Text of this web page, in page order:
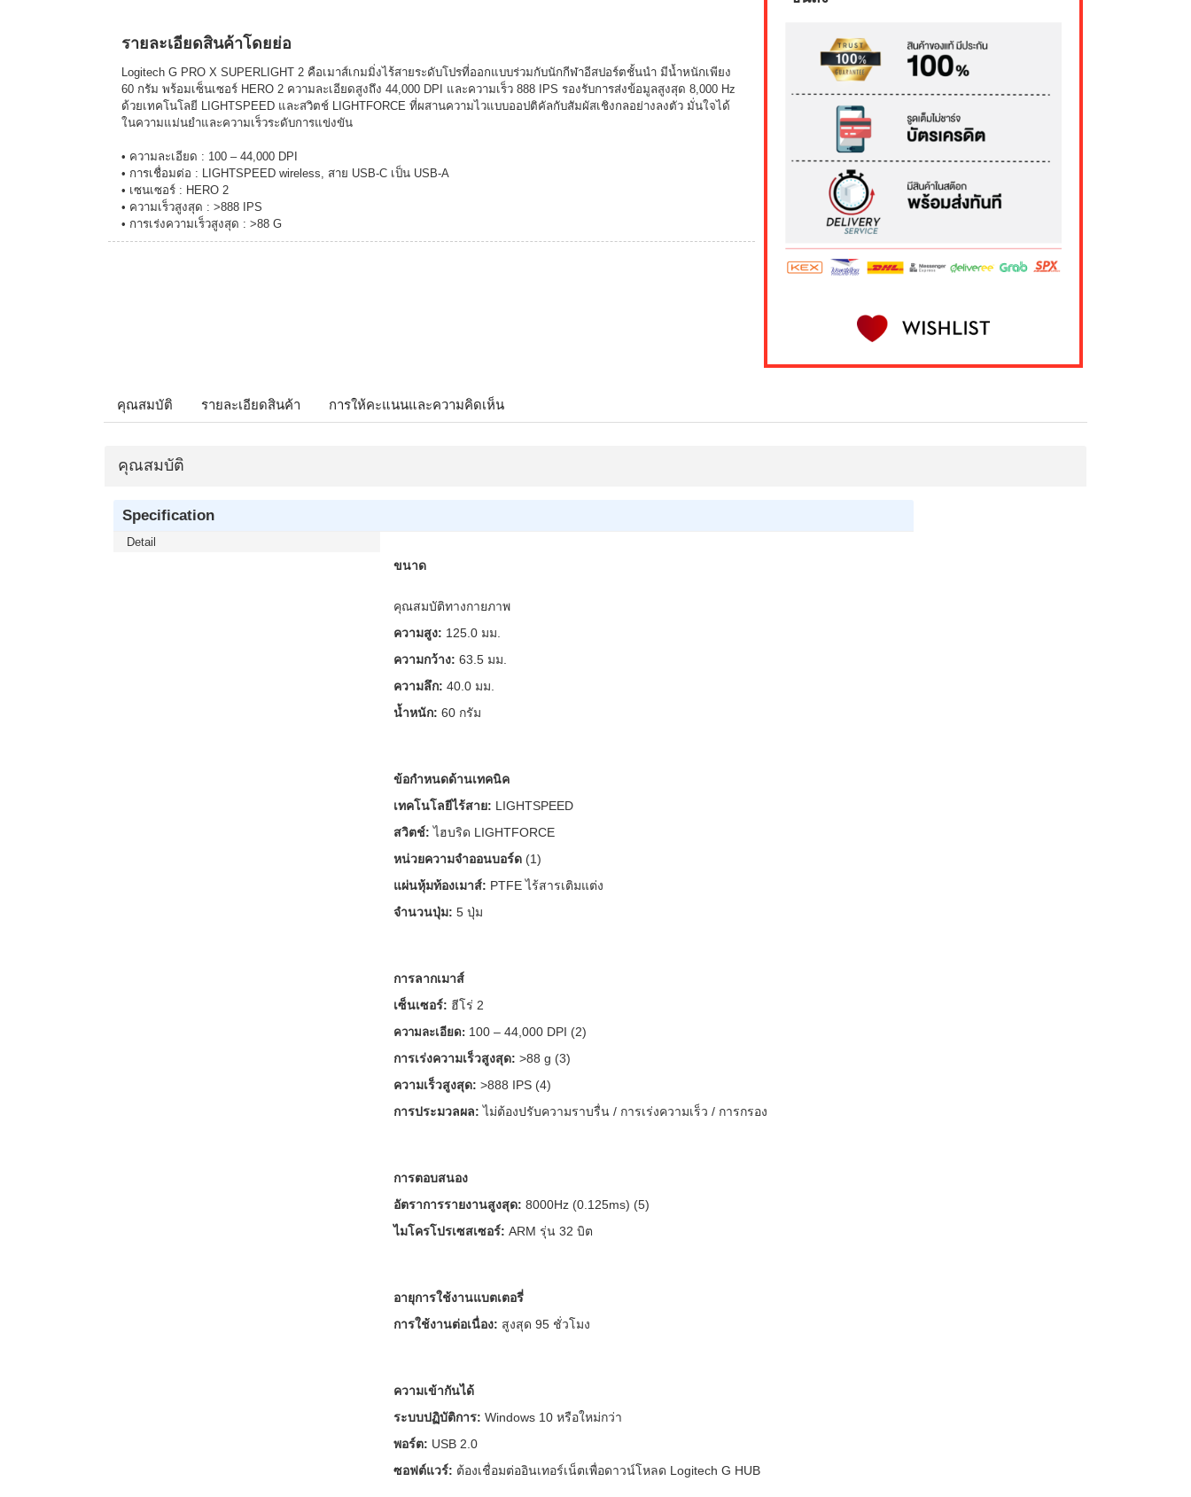
รายละเอียดสินค้าโดยย่อ
Logitech G PRO X SUPERLIGHT 2 คือเมาส์เกมมิ่งไร้สายระดับโปรที่ออกแบบร่วมกับนักกีฬาอีสปอร์ตชั้นนำ มีน้ำหนักเพียง
60 กรัม พร้อมเซ็นเซอร์ HERO 2 ความละเอียดสูงถึง 44,000 DPI และความเร็ว 888 IPS รองรับการส่งข้อมูลสูงสุด 8,000 Hz
ด้วยเทคโนโลยี LIGHTSPEED และสวิตช์ LIGHTFORCE ที่ผสานความไวแบบออปติคัลกับสัมผัสเชิงกลอย่างลงตัว มั่นใจได้
ในความแม่นยำและความเร็วระดับการแข่งขัน
• ความละเอียด : 100 – 44,000 DPI
• การเชื่อมต่อ : LIGHTSPEED wireless, สาย USB-C เป็น USB-A
• เซนเซอร์ : HERO 2
• ความเร็วสูงสุด : >888 IPS
• การเร่งความเร็วสูงสุด : >88 G
คุณสมบัติ รายละเอียดสินค้า การให้คะแนนและความคิดเห็น
คุณสมบัติ
Specification
Detail
ขนาด
คุณสมบัติทางกายภาพ
ความสูง: 125.0 มม.
ความกว้าง: 63.5 มม.
ความลึก: 40.0 มม.
น้ำหนัก: 60 กรัม
ข้อกำหนดด้านเทคนิค
เทคโนโลยีไร้สาย: LIGHTSPEED
สวิตช์: ไฮบริด LIGHTFORCE
หน่วยความจำออนบอร์ด (1)
แผ่นหุ้มท้องเมาส์: PTFE ไร้สารเติมแต่ง
จำนวนปุ่ม: 5 ปุ่ม
การลากเมาส์
เซ็นเซอร์: ฮีโร่ 2
ความละเอียด: 100 – 44,000 DPI (2)
การเร่งความเร็วสูงสุด: >88 g (3)
ความเร็วสูงสุด: >888 IPS (4)
การประมวลผล: ไม่ต้องปรับความราบรื่น / การเร่งความเร็ว / การกรอง
การตอบสนอง
อัตราการรายงานสูงสุด: 8000Hz (0.125ms) (5)
ไมโครโปรเซสเซอร์: ARM รุ่น 32 บิต
อายุการใช้งานแบตเตอรี่
การใช้งานต่อเนื่อง: สูงสุด 95 ชั่วโมง
ความเข้ากันได้
ระบบปฏิบัติการ: Windows 10 หรือใหม่กว่า
พอร์ต: USB 2.0
ซอฟต์แวร์: ต้องเชื่อมต่ออินเทอร์เน็ตเพื่อดาวน์โหลด Logitech G HUB